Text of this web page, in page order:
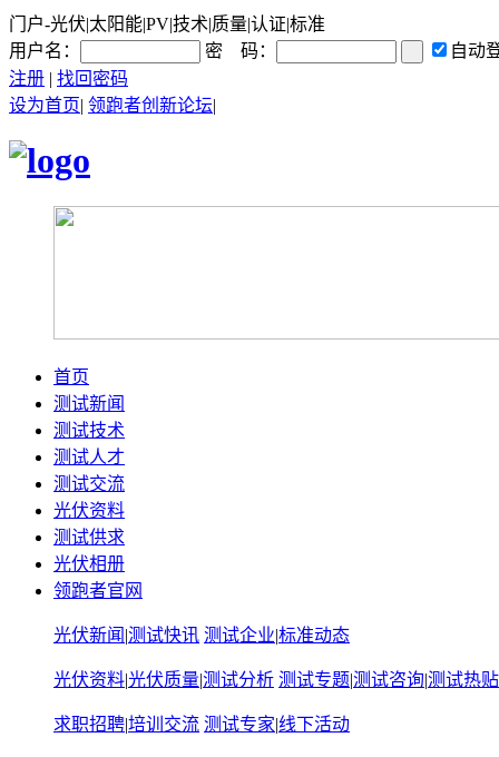
门户-光伏|太阳能|PV|技术|质量|认证|标准
用户名：
密 码：
自动
注册 | 找回密码
设为首页| 领跑者创新论坛|
首页
测试新闻
测试技术
测试人才
测试交流
光伏资料
测试供求
光伏相册
领跑者官网
光伏新闻 |测试快讯 测试企业|标准动态
光伏资料|光伏质量|测试分析 测试专题|测试咨询|测试热贴
求职招聘|培训交流 测试专家|线下活动